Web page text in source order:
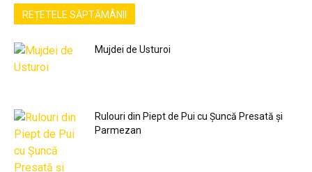
REȚETELE SĂPTĂMÂNII
Mujdei de Usturoi
Rulouri din Piept de Pui cu Șuncă Presată și
Parmezan